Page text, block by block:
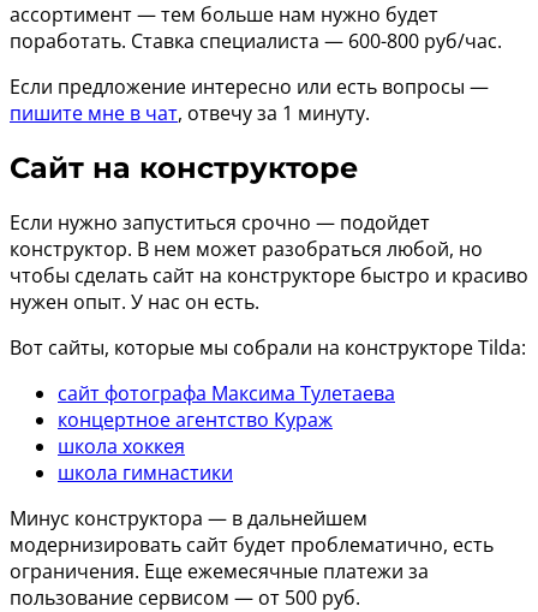
ассортимент — тем больше нам нужно будет
поработать. Ставка специалиста — 600-800 руб/час.
Если предложение интересно или есть вопросы —
пишите мне в чат, отвечу за 1 минуту.
Сайт на конструкторе
Если нужно запуститься срочно — подойдет
конструктор. В нем может разобраться любой, но
чтобы сделать сайт на конструкторе быстро и красиво
нужен опыт. У нас он есть.
Вот сайты, которые мы собрали на конструкторе Tilda:
сайт фотографа Максима Тулетаева
концертное агентство Кураж
школа хоккея
школа гимнастики
Минус конструктора — в дальнейшем
модернизировать сайт будет проблематично, есть
ограничения. Еще ежемесячные платежи за
пользование сервисом — от 500 руб.